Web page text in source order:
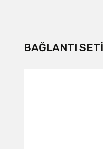
BAĞLANTI SETI